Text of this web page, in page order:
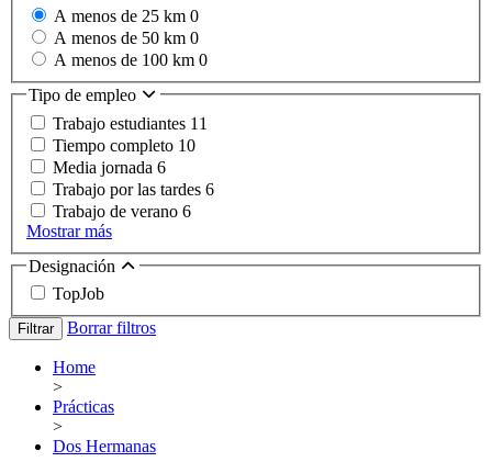
A menos de 25 km 0
A menos de 50 km 0
A menos de 100 km 0
Tipo de empleo
Trabajo estudiantes 11
Tiempo completo 10
Media jornada 6
Trabajo por las tardes 6
Trabajo de verano 6
Mostrar más
Designación
TopJob
Filtrar Borrar filtros
Home
>
Prácticas
>
Dos Hermanas